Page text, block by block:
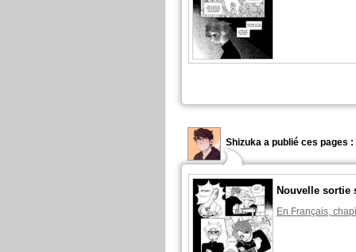
Shizuka a publié ces pages :
Nouvelle sortie
En Français,